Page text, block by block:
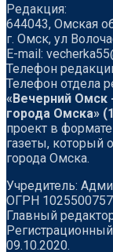
Редакция:
644043, Омская
г. Омск, ул
Е-mail:
Телефон
Телефон отдела
«Вечерний Омск
города Омска»
проект в
газеты, который
города Омска.
Учредитель:
ОГРН
Главный
09.10.2020.